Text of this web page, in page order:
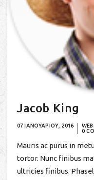
Jacob King
07 ΙΑΝΟΥΑΡΙΟΥ, 2016
0
Mauris ac purus in
tortor. Nunc finibus
ultricies finibus.